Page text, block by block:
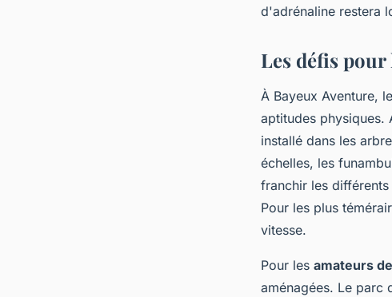
d'adrénaline restera
Les défis
À Bayeux Aventure,
aptitudes
installé dans les
échelles, les
franchir les
Pour les plus
vitesse.
Pour les amateurs
aménagées. Le parc